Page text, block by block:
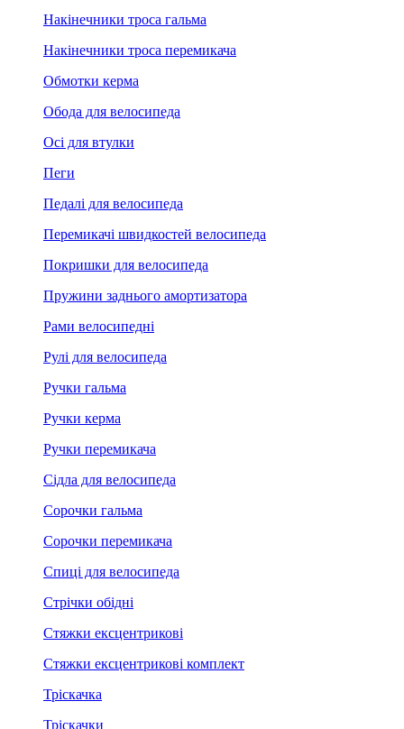
Накінечники троса гальма
Накінечники троса перемикача
Обмотки керма
Обода для велосипеда
Осі для втулки
Пеги
Педалі для велосипеда
Перемикачі швидкостей велосипеда
Покришки для велосипеда
Пружини заднього амортизатора
Рами велосипедні
Рулі для велосипеда
Ручки гальма
Ручки керма
Ручки перемикача
Сідла для велосипеда
Сорочки гальма
Сорочки перемикача
Спиці для велосипеда
Стрічки обідні
Стяжки ексцентрикові
Стяжки ексцентрикові комплект
Тріскачка
Тріскачки